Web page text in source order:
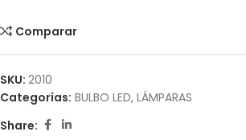
Comparar
SKU: 2010
Categorías: BULBO LED, LÁMPARAS
Share: